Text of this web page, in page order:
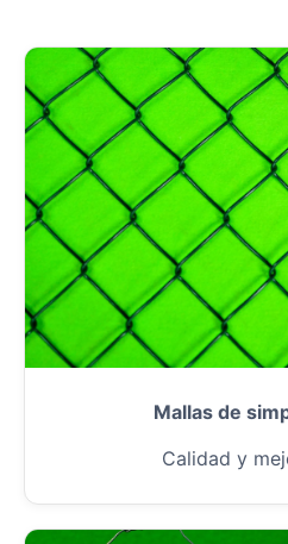
Mallas de
Calidad y